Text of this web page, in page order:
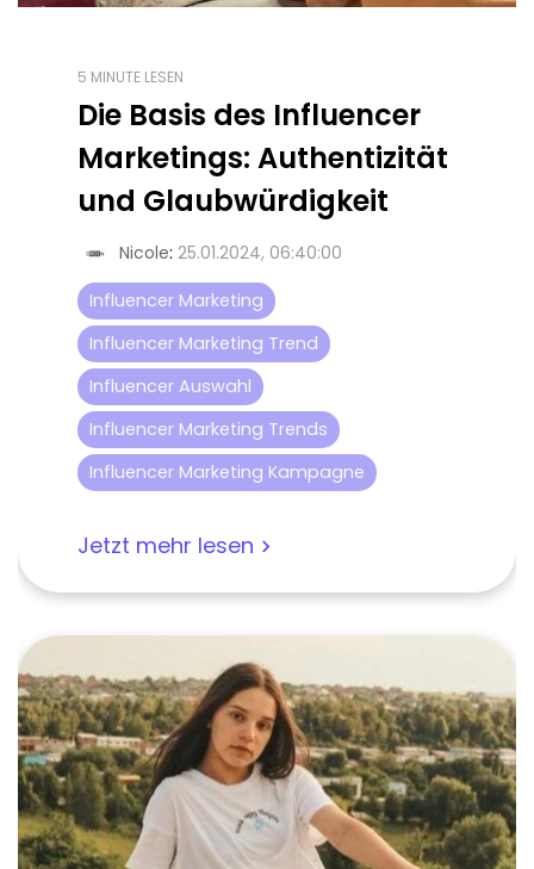
5 MINUTE LESEN
Die Basis des Influencer
Marketings: Authentizität
und Glaubwürdigkeit
Nicole: 25.01.2024, 06:40:00
Influencer Marketing
Influencer Marketing Trend
Influencer Auswahl
Influencer Marketing Trends
Influencer Marketing Kampagne
Jetzt mehr lesen